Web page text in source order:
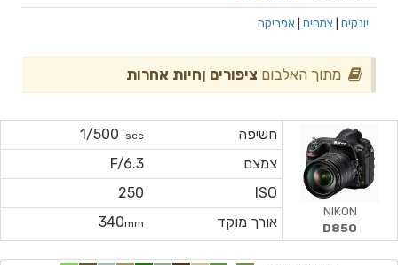
יונקים צמחים אפריקה
מתוך האלבום ציפורים ןחיות אחרות
חשיפה sec
1/500
צמצם
F/6.3
ISO
250
אורך מוקד
340mm
NIKON
D850